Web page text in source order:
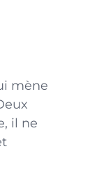
mène
il ne